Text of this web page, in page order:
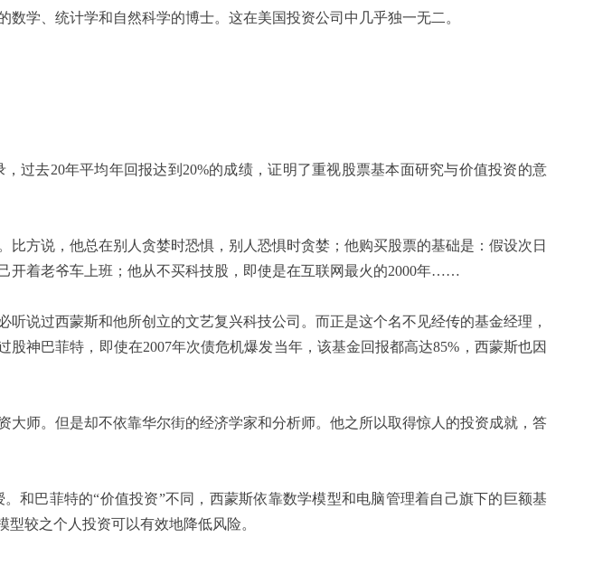
、统计学和自然科学的博士。这在美国投资公司中几乎独一无二。
去20年平均年回报达到20%的成绩，证明了重视股票基本面研究与价值投资的意
说，他总在别人贪婪时恐惧，别人恐惧时贪婪；他购买股票的基础是：假设次日
开着老爷车上班；他从不买科技股，即使是在互联网最火的2000年……
过西蒙斯和他所创立的文艺复兴科技公司。而正是这个名不见经传的基金经理，
神巴菲特，即使在2007年次债危机爆发当年，该基金回报都高达85%，西蒙斯也因
师。但是却不依靠华尔街的经济学家和分析师。他之所以取得惊人的投资成就，答
巴菲特的“价值投资”不同，西蒙斯依靠数学模型和电脑管理着自己旗下的巨额基
较之个人投资可以有效地降低风险。